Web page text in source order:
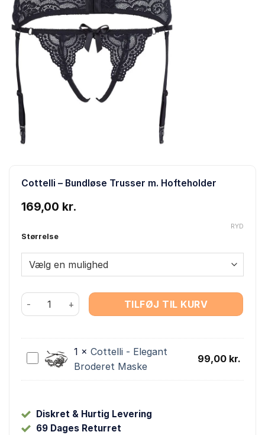
Cottelli – Bundløse Trusser m. Hofteholder
169,00 kr.
Størrelse
RYD
Cottelli – Bundløse Trusser m. Hofteholder antal
TILFØJ TIL KURV
Cottelli
Maske
1 × Cottelli - Elegant
Broderet Maske
99,00 kr.
Diskret & Hurtig Levering
69 Dages Returret